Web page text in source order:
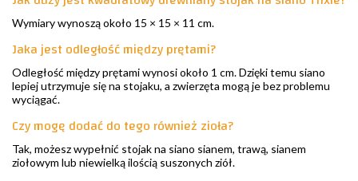
Wymiary wynoszą około 15 × 15 × 11 cm.
Jaka jest odległość między prętami?
Odległość między prętami wynosi około 1 cm. Dzięki temu siano
lepiej utrzymuje się na stojaku, a zwierzęta mogą je bez problemu
wyciągać.
Czy mogę dodać do tego również zioła?
Tak, możesz wypełnić stojak na siano sianem, trawą, sianem
ziołowym lub niewielką ilością suszonych ziół.